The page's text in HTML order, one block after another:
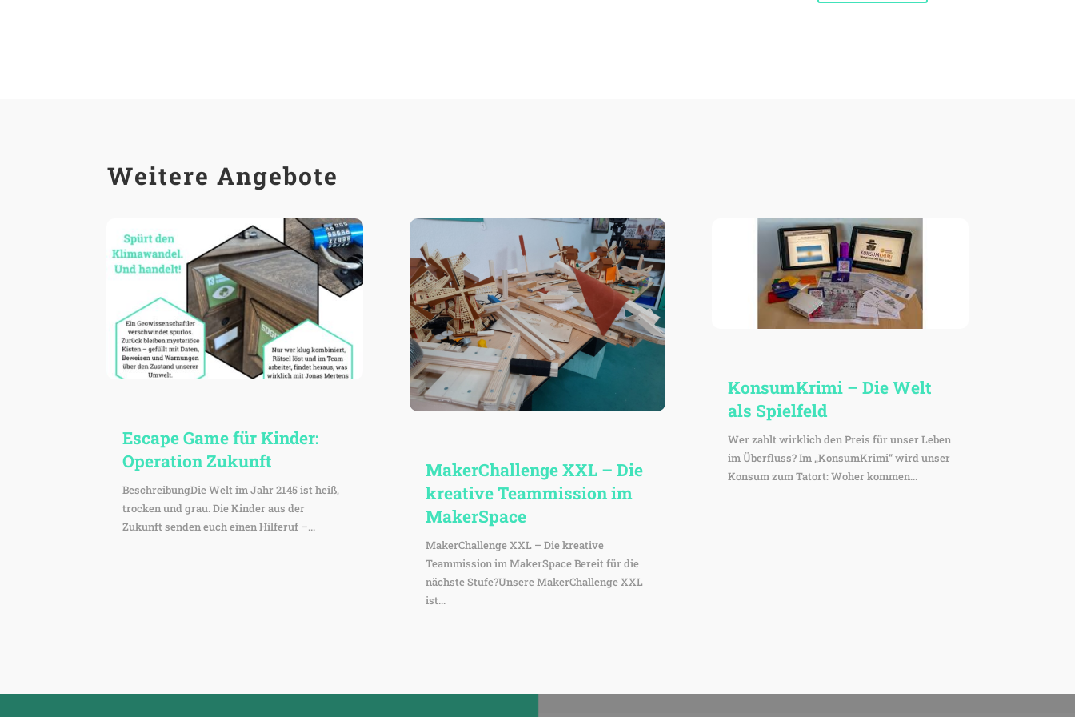
Weitere Angebote
Escape Game für Kinder:
Opera­tion Zukunft
BeschreibungDie Welt im Jahr 2145 ist heiß,
trocken und grau. Die Kinder aus der
Zukunft senden euch einen Hilferuf –...
Maker­Chall­enge XXL – Die
krea­tive Team­mis­sion im
MakerSpace
MakerChallenge XXL – Die kreative
Teammission im MakerSpace Bereit für die
nächste Stufe?Unsere MakerChallenge XXL
ist...
Konsum­Krimi – Die Welt
als Spielfeld
Wer zahlt wirklich den Preis für unser Leben
im Überfluss? Im „KonsumKrimi“ wird unser
Konsum zum Tatort: Woher kommen...